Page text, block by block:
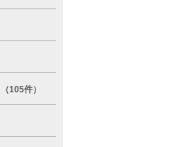
（105件）